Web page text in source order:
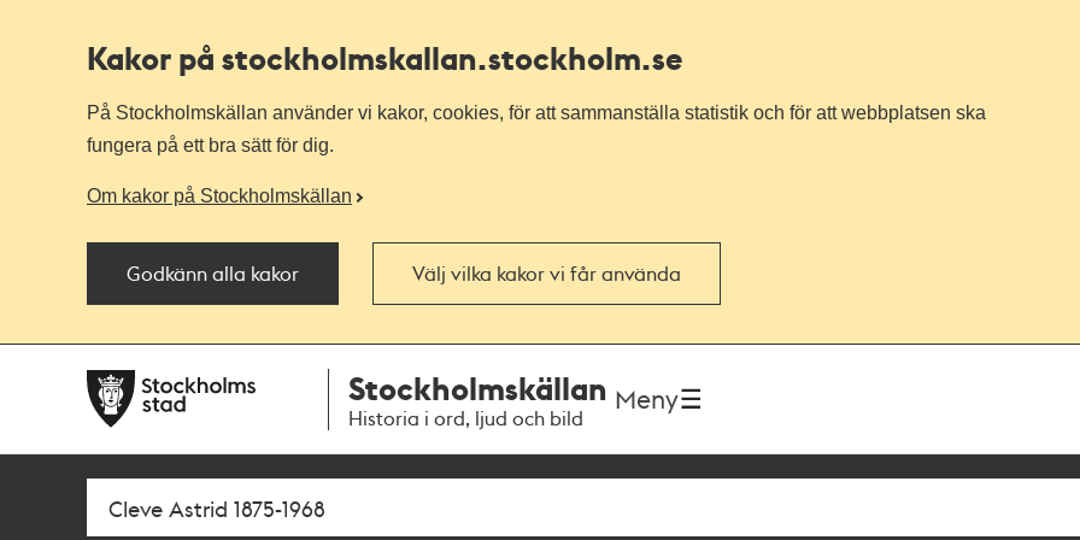
Kakor på stockholmskallan.stockholm.se
På Stockholmskällan använder vi kakor, cookies, för att sammanställa statistik och för att webbplatsen ska
fungera på ett bra sätt för dig.
Om kakor på Stockholmskällan
Godkänn alla kakor Välj vilka kakor vi får använda
navigationen
huvudinnehållet
Stockholmskällan
Historia i ord, ljud och bild
Meny
Sök